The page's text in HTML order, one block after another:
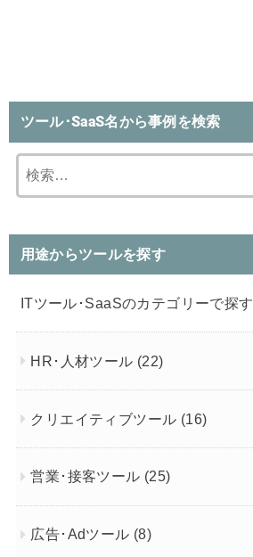
ツール･SaaS名から事例を検索
索:
用途からツールを探す
ITツール･SaaSのカテゴリーで探す
HR･人材ツール (22)
クリエイティブツール (16)
営業･接客ツール (25)
広告･Adツール (8)